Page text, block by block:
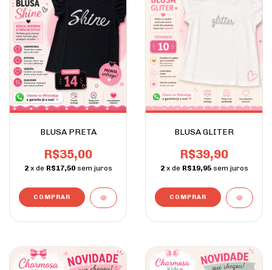
BLUSA PRETA
R$35,00
2 x de R$17,50 sem juros
COMPRAR
BLUSA GLITER
R$39,90
2 x de R$19,95 sem juros
COMPRAR